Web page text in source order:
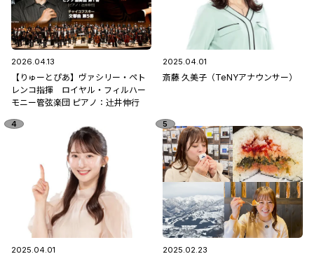
2026.04.13
【りゅーとぴあ】ヴァシリー・ペト
レンコ指揮 ロイヤル・フィルハー
モニー管弦楽団 ピアノ：辻󠄀井伸行
2025.04.01
斎藤 久美子（TeNYアナウンサー）
2025.04.01 2025.02.23